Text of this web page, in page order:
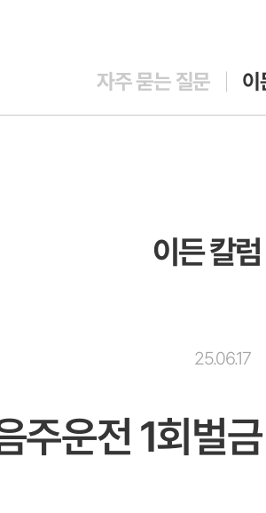
자주 묻는 질문 이
이든 칼럼
25.06.17
주운전 1회벌